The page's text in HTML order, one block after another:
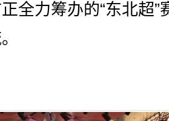
全力筹办的“东北超”